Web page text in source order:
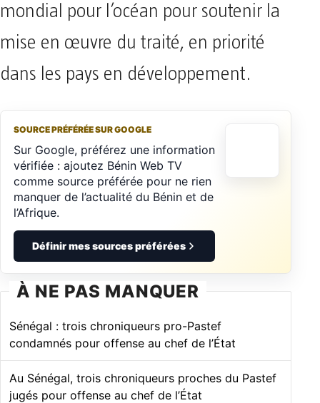
mondial pour l’océan pour soutenir la
mise en œuvre du traité, en priorité
dans les pays en développement.
SOURCE PRÉFÉRÉE SUR GOOGLE
Sur Google, préférez une information
vérifiée : ajoutez Bénin Web TV
comme source préférée pour ne rien
manquer de l’actualité du Bénin et de
l’Afrique.
Définir mes sources préférées
À NE PAS MANQUER
Sénégal : trois chroniqueurs pro-Pastef
condamnés pour offense au chef de l’État
Au Sénégal, trois chroniqueurs proches du Pastef
jugés pour offense au chef de l’État